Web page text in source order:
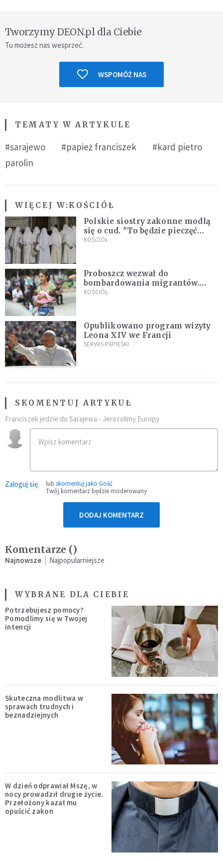
Tworzymy DEON.pl dla Ciebie
Tu możesz nas wesprzeć.
WSPOMÓŻ NAS
TEMATY W ARTYKULE
#sarajewo #papież franciszek
#kard pietro
parolin
WIĘCEJ W:KOŚCIÓŁ
Polskie siostry zakonne modlą
się o cud. "To będzie pieczęć
Pana Boga dla naszej wiary"
KOŚCIÓŁ
Proboszcz wezwał do
bombardowania migrantów.
"Masowy ogień przeciwko
KOŚCIÓŁ
Opublikowano program wizyty
Leona XIV we Francji
SERWIS PAPIESKI
SKOMENTUJ ARTYKUŁ
Franciszek jedzie do Sarajewa - Jerozolimy Europy
Zaloguj się lub skomentuj jako Gość
Twój komentarz będzie moderowany
DODAJ KOMENTARZ
Komentarze ()
Najnowsze Najpopularniejsze
WYBRANE DLA CIEBIE
Potrzebujesz pomocy?
Pomodlimy się w Twojej
intencji
Skuteczna modlitwa w
sprawach trudnych i
beznadziejnych
W dzień odprawiał Mszę, w
nocy prowadził drugie życie.
Przełożony kazał mu
opuścić zakon